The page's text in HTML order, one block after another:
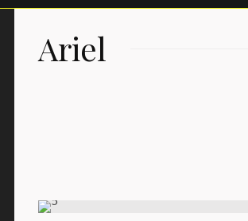
Ariel